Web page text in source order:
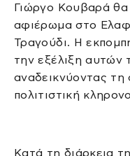
Γιώργο Κουβαρά θα
αφιέρωμα στο
Τραγούδι. Η
την εξέλιξη αυτών
αναδεικνύοντας τη
πολιτιστική
Κατά τη διάρκεια